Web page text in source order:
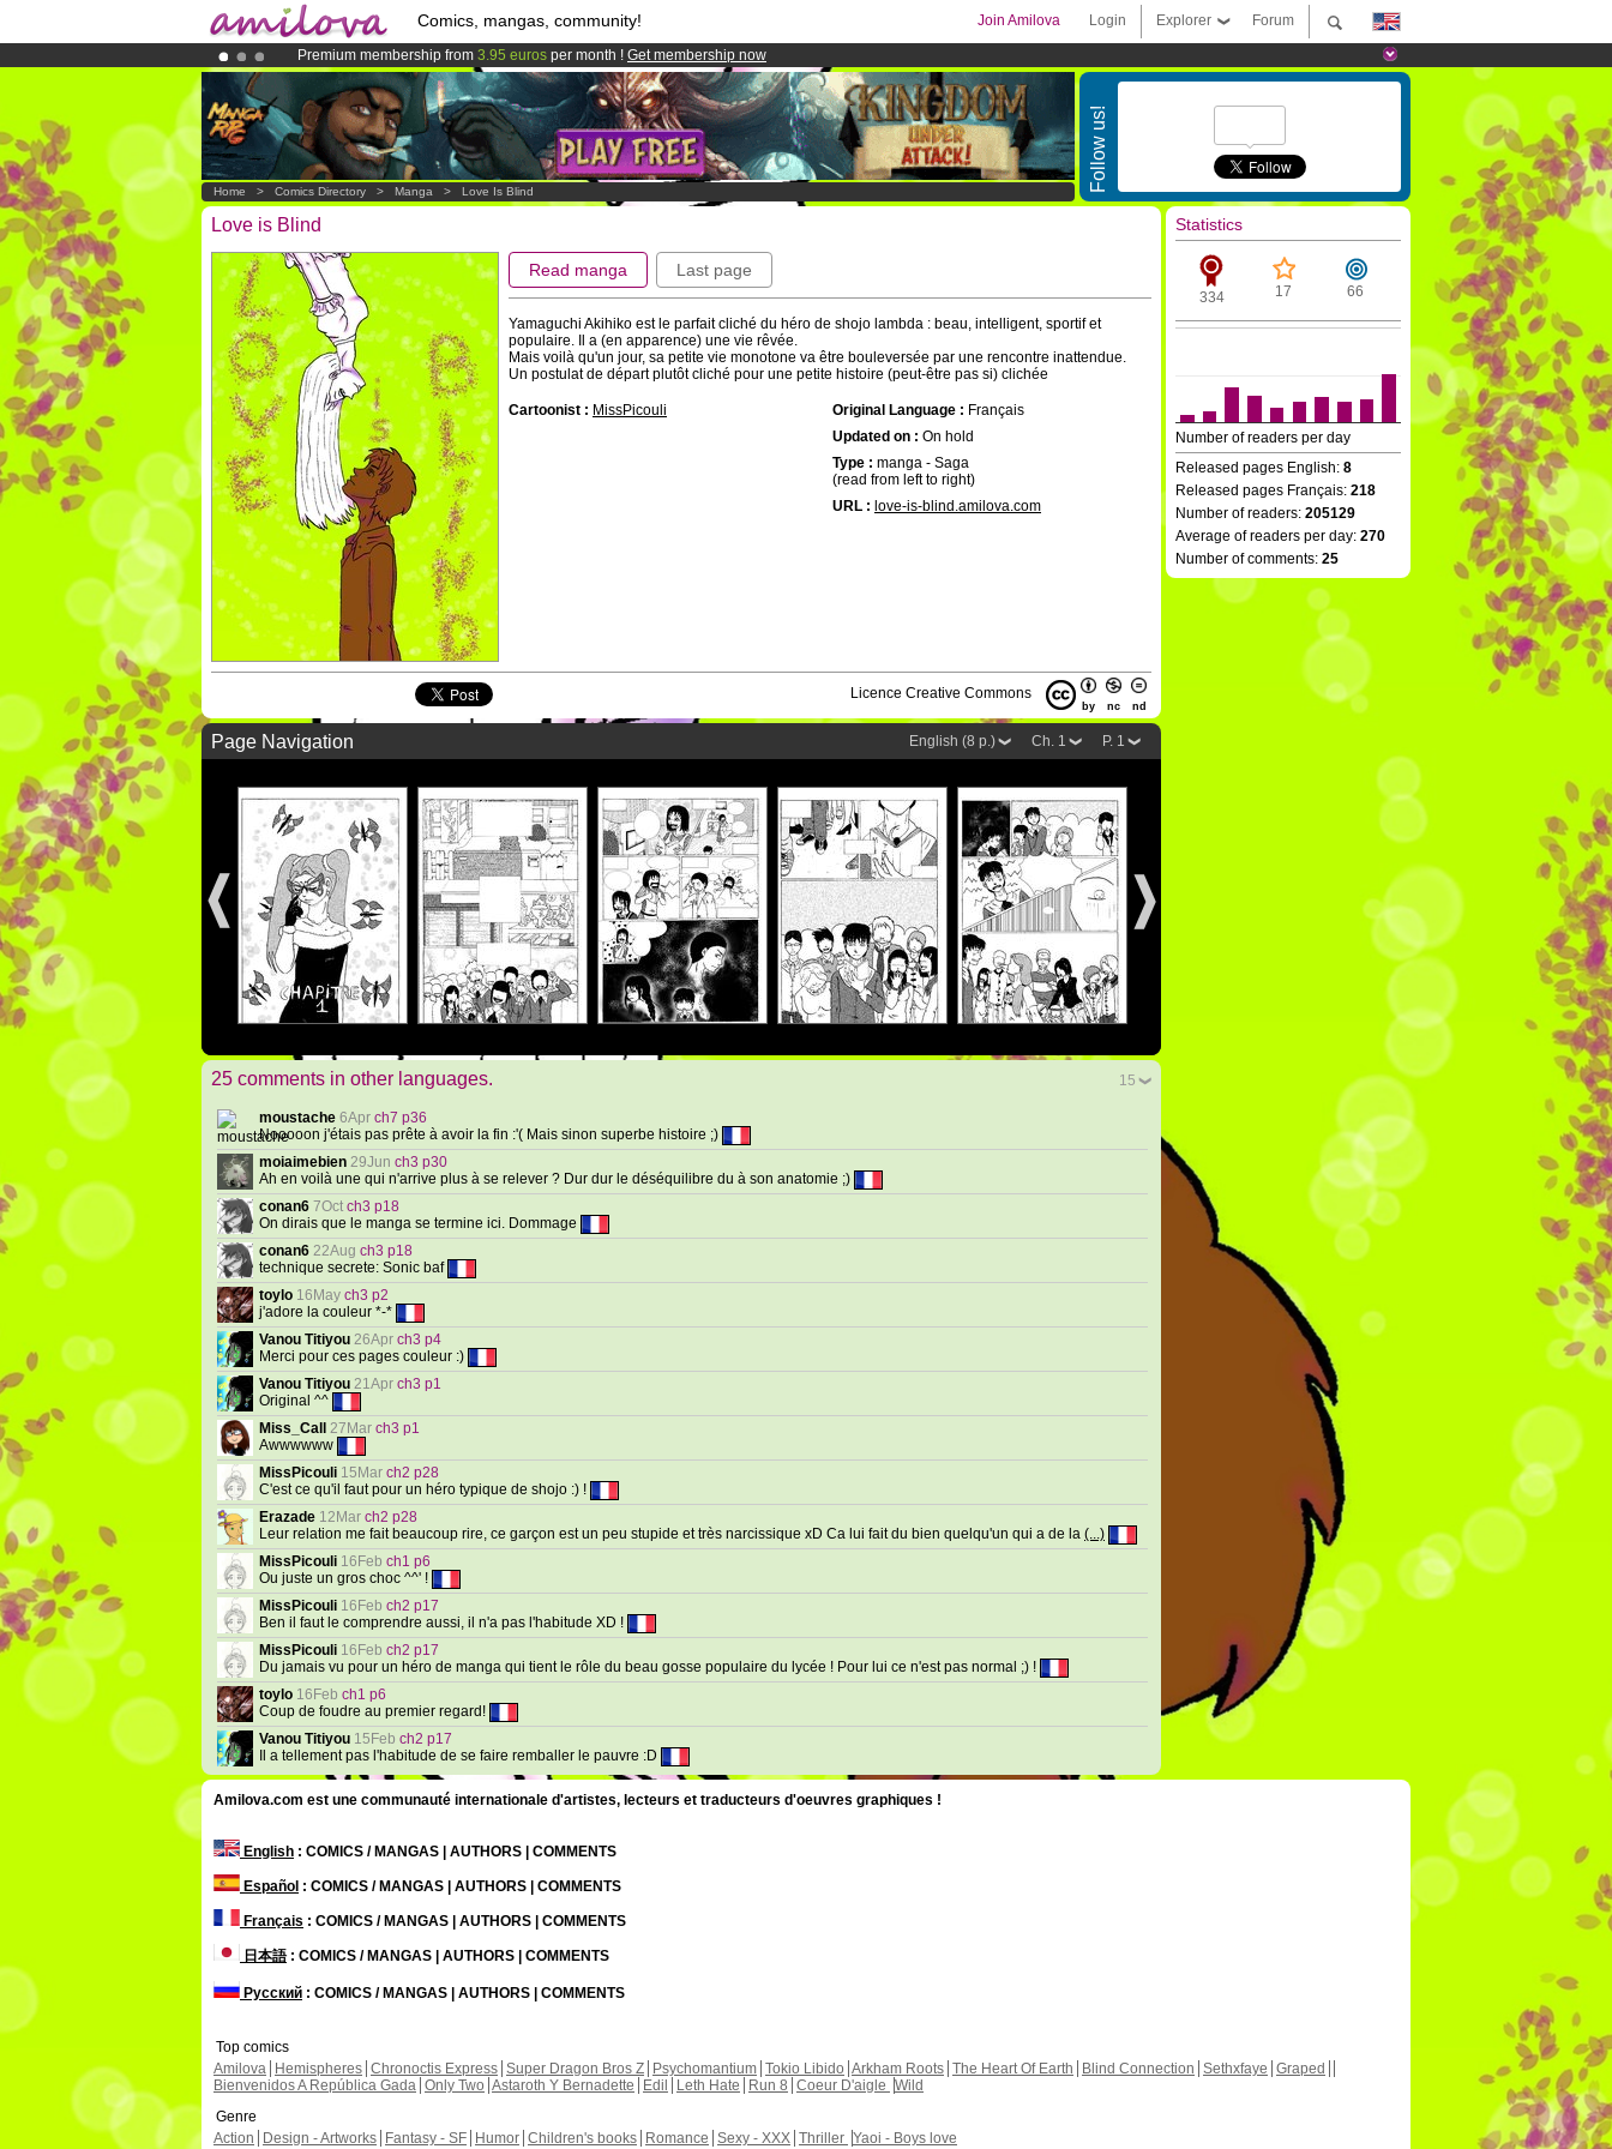
Comics, mangas, community! Forum
Explorer
Login
Join Amilova
Premium membership from 3.95 euros per month ! Get membership now
AmilovaKickstarter is now LIVE!.
Already 100000membersand 1000 comics & mangas!.
Follow us!
Home > Comics Directory > Manga > Love Is Blind
Love is Blind
Read manga Last page
Yamaguchi Akihiko est le parfait cliché du héro de shojo lambda : beau, intelligent, sportif et
populaire. Il a (en apparence) une vie rêvée.
Mais voilà qu'un jour, sa petite vie monotone va être bouleversée par une rencontre inattendue.
Un postulat de départ plutôt cliché pour une petite histoire (peut-être pas si) clichée
Cartoonist : MissPicouli Original Language : Français
Updated on : On hold
Type : manga - Saga
(read from left to right)
URL : love-is-blind.amilova.com
Licence Creative Commons
by nc nd
P. 1
Ch. 1
English (8 p.)
Page Navigation
15
25 comments in other languages.
moustache 6Apr ch7 p36
Nooooon j'étais pas prête à avoir la fin :'( Mais sinon superbe histoire ;)
moiaimebien 29Jun ch3 p30
Ah en voilà une qui n'arrive plus à se relever ? Dur dur le déséquilibre du à son anatomie ;)
conan6 7Oct ch3 p18
On dirais que le manga se termine ici. Dommage
conan6 22Aug ch3 p18
technique secrete: Sonic baf
toylo 16May ch3 p2
j'adore la couleur *-*
Vanou Titiyou 26Apr ch3 p4
Merci pour ces pages couleur :)
Vanou Titiyou 21Apr ch3 p1
Original ^^
Miss_Call
27Mar ch3 p1
Awwwwww
MissPicouli 15Mar ch2 p28
C'est ce qu'il faut pour un héro typique de shojo :) !
Erazade 12Mar ch2 p28
Leur relation me fait beaucoup rire, ce garçon est un peu stupide et très narcissique xD Ca lui fait du bien quelqu'un qui a de la (...)
MissPicouli 16Feb ch1 p6
Ou juste un gros choc ^^' !
MissPicouli 16Feb ch2 p17
Ben il faut le comprendre aussi, il n'a pas l'habitude XD !
MissPicouli 16Feb ch2 p17
Du jamais vu pour un héro de manga qui tient le rôle du beau gosse populaire du lycée ! Pour lui ce n'est pas normal ;) !
toylo 16Feb ch1 p6
Coup de foudre au premier regard!
Vanou Titiyou 15Feb ch2 p17
Il a tellement pas l'habitude de se faire remballer le pauvre :D
Statistics
334 17 66
Number of readers per day
Released pages English: 8
Released pages Français: 218
Number of readers: 205129
Average of readers per day: 270
Number of comments: 25
Amilova.com est une communauté internationale d'artistes, lecteurs et traducteurs d'oeuvres graphiques !
English : COMICS / MANGAS | AUTHORS | COMMENTS
Español : COMICS / MANGAS | AUTHORS | COMMENTS
Français : COMICS / MANGAS | AUTHORS | COMMENTS
日本語: COMICS / MANGAS | AUTHORS | COMMENTS
Русский : COMICS / MANGAS | AUTHORS | COMMENTS
Top comics
Amilova
Hemispheres Chronoctis Express Super Dragon Bros Z Psychomantium Tokio Libido Arkham Roots The Heart Of Earth Blind Connection Sethxfaye Graped
Bienvenidos A República Gada Only Two Astaroth Y Bernadette Edil Leth Hate Run 8 Coeur D'aigle Wild
Genre
Action
Design - Artworks Fantasy - SF Humor Children's books Romance Sexy - XXX Thriller Yaoi - Boys love